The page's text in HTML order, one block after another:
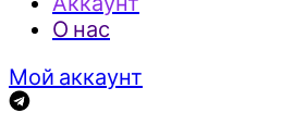
О нас
Мой аккаунт